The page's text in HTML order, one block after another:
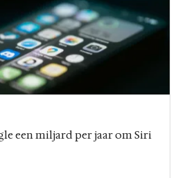
een miljard per jaar om Siri